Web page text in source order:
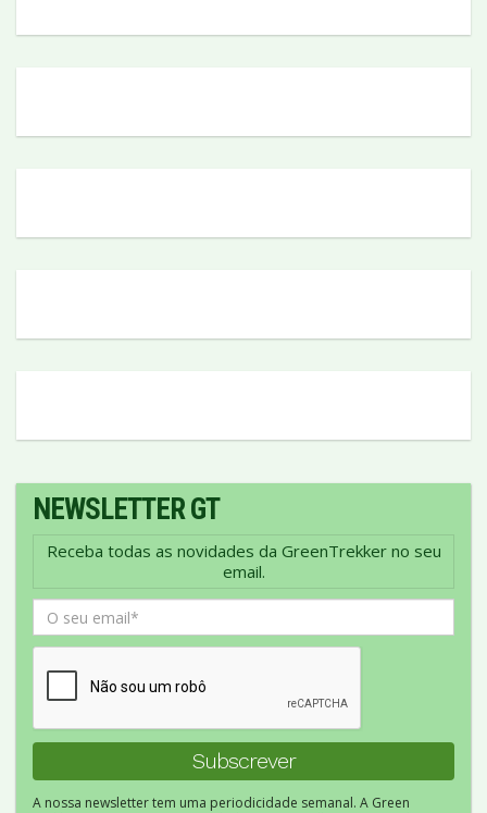
NEWSLETTER GT
Receba todas as novidades da GreenTrekker no seu
email.
A nossa newsletter tem uma periodicidade semanal. A Green